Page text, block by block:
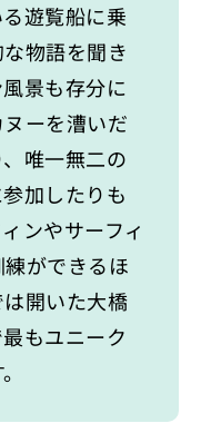
遊覧船に乗
物語を聞き
景も存分に
ーを漕いだ
唯一無二の
加したりも
ンやサーフィ
ができるほ
開いた大橋
もユニーク